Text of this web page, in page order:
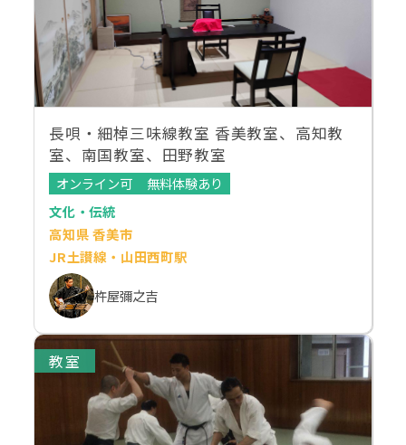
長唄・細棹三味線教室 香美教室、高知教
室、南国教室、田野教室
オンライン可
無料体験あり
文化・伝統
高知県 香美市
JR土讃線・山田西町駅
杵屋彌之吉
教室